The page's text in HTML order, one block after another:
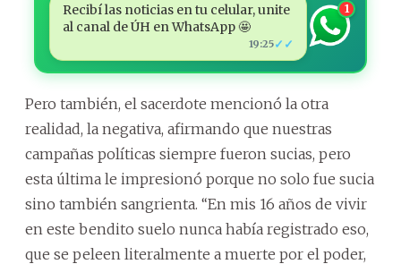
Recibí las noticias en tu celular, unite
al canal de ÚH en WhatsApp 🤩
19:25✓✓
1
Pero también, el sacerdote mencionó la otra
realidad, la negativa, afirmando que nuestras
campañas políticas siempre fueron sucias, pero
esta última le impresionó porque no solo fue sucia
sino también sangrienta. ‘‘En mis 16 años de vivir
en este bendito suelo nunca había registrado eso,
que se peleen literalmente a muerte por el poder,